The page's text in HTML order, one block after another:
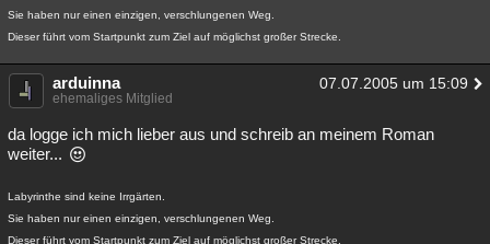
Sie haben nur einen einzigen, verschlungenen Weg.
Dieser führt vom Startpunkt zum Ziel auf möglichst großer Strecke.
arduinna 07.07.2005 um 15:09
ehemaliges Mitglied
da logge ich mich lieber aus und schreib an meinem Roman
weiter...
Labyrinthe sind keine Irrgärten.
Sie haben nur einen einzigen, verschlungenen Weg.
Dieser führt vom Startpunkt zum Ziel auf möglichst großer Strecke.